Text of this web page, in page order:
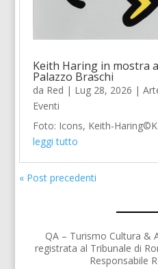
Keith Haring in mostra
Palazzo Braschi
da Red | Lug 28, 2026 |
Eventi
Foto: Icons, Keith-
leggi tutto
« Post precedenti
QA – Turismo Cultura &
registrata al Tribunale di
Responsabile